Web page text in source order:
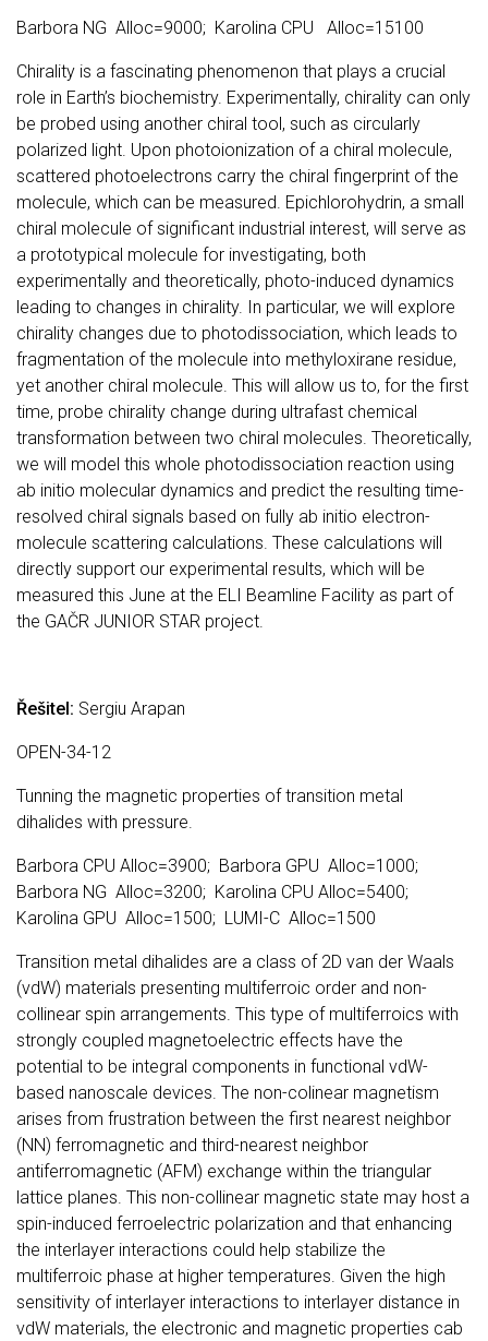
Barbora NG Alloc=9000; Karolina CPU Alloc=15100
Chirality is a fascinating phenomenon that plays a crucial
role in Earth’s biochemistry. Experimentally, chirality can only
be probed using another chiral tool, such as circularly
polarized light. Upon photoionization of a chiral molecule,
scattered photoelectrons carry the chiral fingerprint of the
molecule, which can be measured. Epichlorohydrin, a small
chiral molecule of significant industrial interest, will serve as
a prototypical molecule for investigating, both
experimentally and theoretically, photo-induced dynamics
leading to changes in chirality. In particular, we will explore
chirality changes due to photodissociation, which leads to
fragmentation of the molecule into methyloxirane residue,
yet another chiral molecule. This will allow us to, for the first
time, probe chirality change during ultrafast chemical
transformation between two chiral molecules. Theoretically,
we will model this whole photodissociation reaction using
ab initio molecular dynamics and predict the resulting time-
resolved chiral signals based on fully ab initio electron-
molecule scattering calculations. These calculations will
directly support our experimental results, which will be
measured this June at the ELI Beamline Facility as part of
the GAČR JUNIOR STAR project.
Řešitel: Sergiu Arapan
OPEN-34-12
Tunning the magnetic properties of transition metal
dihalides with pressure.
Barbora CPU Alloc=3900; Barbora GPU Alloc=1000;
Barbora NG Alloc=3200; Karolina CPU Alloc=5400;
Karolina GPU Alloc=1500; LUMI-C Alloc=1500
Transition metal dihalides are a class of 2D van der Waals
(vdW) materials presenting multiferroic order and non-
collinear spin arrangements. This type of multiferroics with
strongly coupled magnetoelectric effects have the
potential to be integral components in functional vdW-
based nanoscale devices. The non-colinear magnetism
arises from frustration between the first nearest neighbor
(NN) ferromagnetic and third-nearest neighbor
antiferromagnetic (AFM) exchange within the triangular
lattice planes. This non-collinear magnetic state may host a
spin-induced ferroelectric polarization and that enhancing
the interlayer interactions could help stabilize the
multiferroic phase at higher temperatures. Given the high
sensitivity of interlayer interactions to interlayer distance in
vdW materials, the electronic and magnetic properties cab